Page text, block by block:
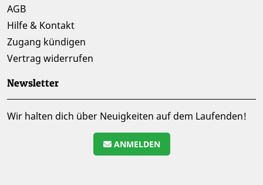
AGB
Hilfe & Kontakt
Zugang kündigen
Vertrag widerrufen
Newsletter
Wir halten dich über Neuigkeiten auf dem Laufenden!
ANMELDEN